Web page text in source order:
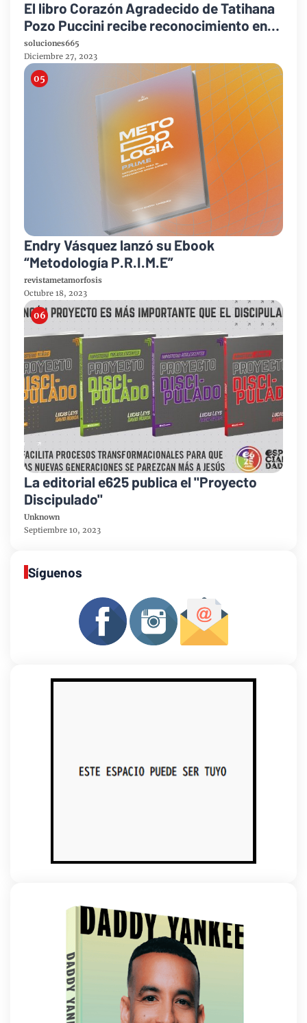
El libro Corazón Agradecido de Tatihana
Pozo Puccini recibe reconocimiento en
Philadelphia
soluciones665
Diciembre 27, 2023
Endry Vásquez lanzó su Ebook
“Metodología P.R.I.M.E”
revistametamorfosis
Octubre 18, 2023
La editorial e625 publica el "Proyecto
Discipulado"
Unknown
Septiembre 10, 2023
Síguenos